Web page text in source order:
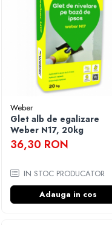
Weber
Glet alb de egalizare
Weber N17, 20kg
36,30 RON
IN STOC PRODUCATOR
Adauga in cos